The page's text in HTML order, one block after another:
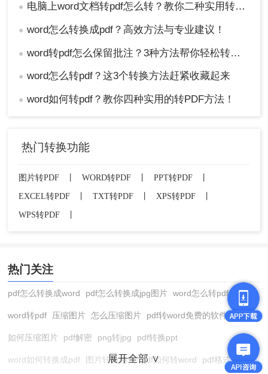
● 电脑上word文档转pdf怎么转？教你二种实用转换方法！
● word怎么转换成pdf？高效方法与专业建议！
● word转pdf怎么保留批注？3种方法帮你轻松转换！
● word怎么转pdf？这3个转换方法赶紧收藏起来
● word如何转pdf？教你四种实用的转PDF方法！
热门转换功能
图片转PDF WORD转PDF PPT转PDF
EXCEL转PDF
TXT转PDF XPS转PDF
WPS转PDF
热门关注
pdf怎么转换成word pdf怎么转换成jpg图片 word怎么转pdf
word转pdf 压缩图片 怎么压缩图片 pdf转word免费的软件
如何压缩图片 pdf解密 png转jpg pdf转换ppt
word如何转换成pdf 图片转换格式 pdf如何转word pdf格式转换
展开全部 ∨